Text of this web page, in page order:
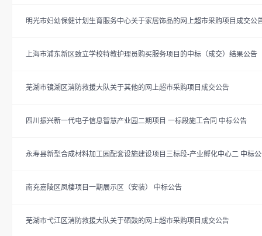
明光市妇幼保健计划生育服务中心关于家居饰品的网上超市采购项目成交公
上海市浦东新区致立学校特教护理员购买服务项目的中标（成交）结果公告
芜湖市镜湖区消防救援大队关于其他的网上超市采购项目成交公告
四川振兴新一代电子信息智慧产业园二期项目 一标段施工合同 中标公告
永寿县新型合成材料加工园配套设施建设项目三标段-产业孵化中心二 中标
南充嘉陵区凤棲项目一期展示区（安装） 中标公告
芜湖市弋江区消防救援大队关于硒鼓的网上超市采购项目成交公告